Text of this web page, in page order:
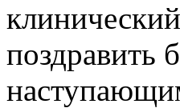
поздравить